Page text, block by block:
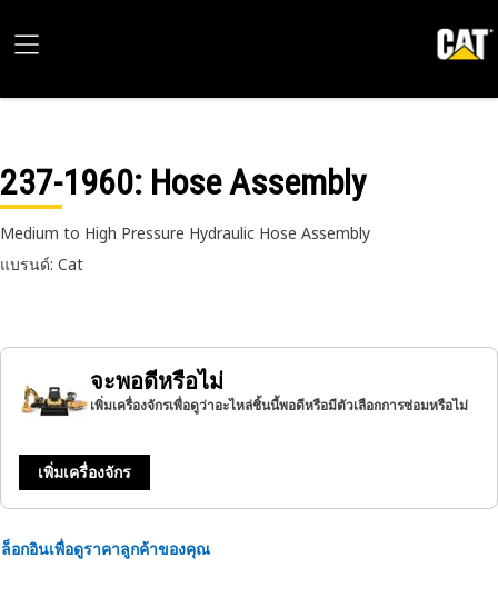
237-1960: Hose Assembly
Medium to High Pressure Hydraulic Hose Assembly
แบรนด์: Cat
จะพอดีหรือไม่
เพิ่มเครื่องจักรเพื่อดูว่าอะไหล่ชิ้นนี้พอดีหรือมีตัวเลือกการซ่อมหรือไม่
เพิ่มเครื่องจักร
ล็อกอินเพื่อดูราคาลูกค้าของคุณ